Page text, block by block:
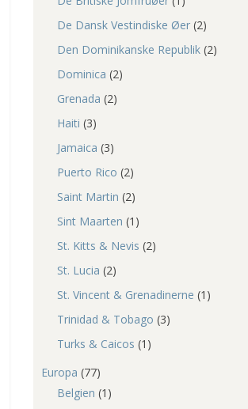
De Dansk Vestindiske Øer (2)
Den Dominikanske Republik (2)
Dominica (2)
Grenada (2)
Haiti (3)
Jamaica (3)
Puerto Rico (2)
Saint Martin (2)
Sint Maarten (1)
St. Kitts & Nevis (2)
St. Lucia (2)
St. Vincent & Grenadinerne (1)
Trinidad & Tobago (3)
Turks & Caicos (1)
Europa (77)
Belgien (1)